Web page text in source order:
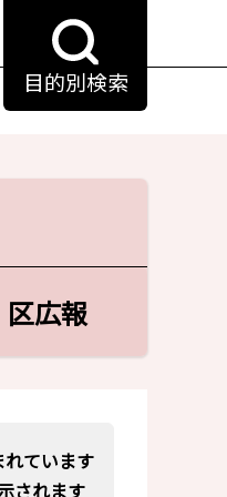
目的別検索
広報
ています
されます